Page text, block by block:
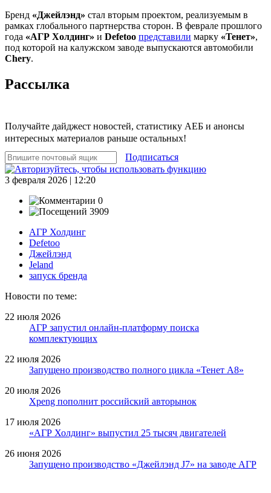
Бренд «Джейлэнд» стал вторым проектом, реализуемым в
рамках глобального партнерства сторон. В феврале прошлого
года «АГР Холдинг» и Defetoo представили марку «Тенет»,
под которой на калужском заводе выпускаются автомобили
Chery.
Рассылка
Получайте дайджест новостей, статистику АЕБ и анонсы
интересных материалов раньше остальных!
Подписаться
3 февраля 2026 | 12:20
0
3909
АГР Холдинг
Defetoo
Джейлэнд
Jeland
запуск бренда
Новости по теме:
22 июля 2026
АГР запустил онлайн-платформу поиска
комплектующих
22 июля 2026
Запущено производство полного цикла «Тенет A8»
20 июля 2026
Xpeng пополнит российский авторынок
17 июля 2026
«АГР Холдинг» выпустил 25 тысяч двигателей
26 июня 2026
Запущено производство «Джейлэнд J7» на заводе АГР